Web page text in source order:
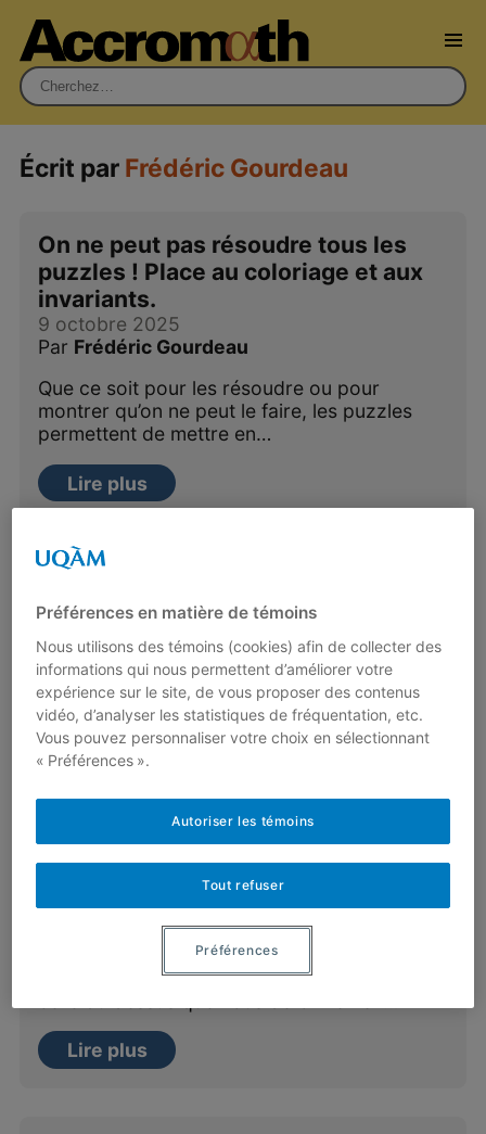
Rechercher :
Écrit par Frédéric Gourdeau
On ne peut pas résoudre tous les
puzzles ! Place au coloriage et aux
invariants.
9 octobre 2025
Par Frédéric Gourdeau
Que ce soit pour les résoudre ou pour
montrer qu’on ne peut le faire, les puzzles
permettent de mettre en…
Lire plus
29 janvier 2019
Depuis quelques années, des démonstrations
éclatantes que 1 + 2 + 3 + … = -1/12 ont fait
leur apparition…
Lire plus
Point fixe et coloriage
ParFrédéric Gourdeau
Imaginez que vous avez deux cartes du
Québec, l’une par-dessus l’autre. Vous prenez
Lire plus
Préférences en matière de témoins
Nous utilisons des témoins (cookies) afin de collecter des
informations qui nous permettent d’améliorer votre
expérience sur le site, de vous proposer des contenus
vidéo, d’analyser les statistiques de fréquentation, etc.
Vous pouvez personnaliser votre choix en sélectionnant
« Préférences ».
Tout refuser
Autoriser les témoins
Préférences